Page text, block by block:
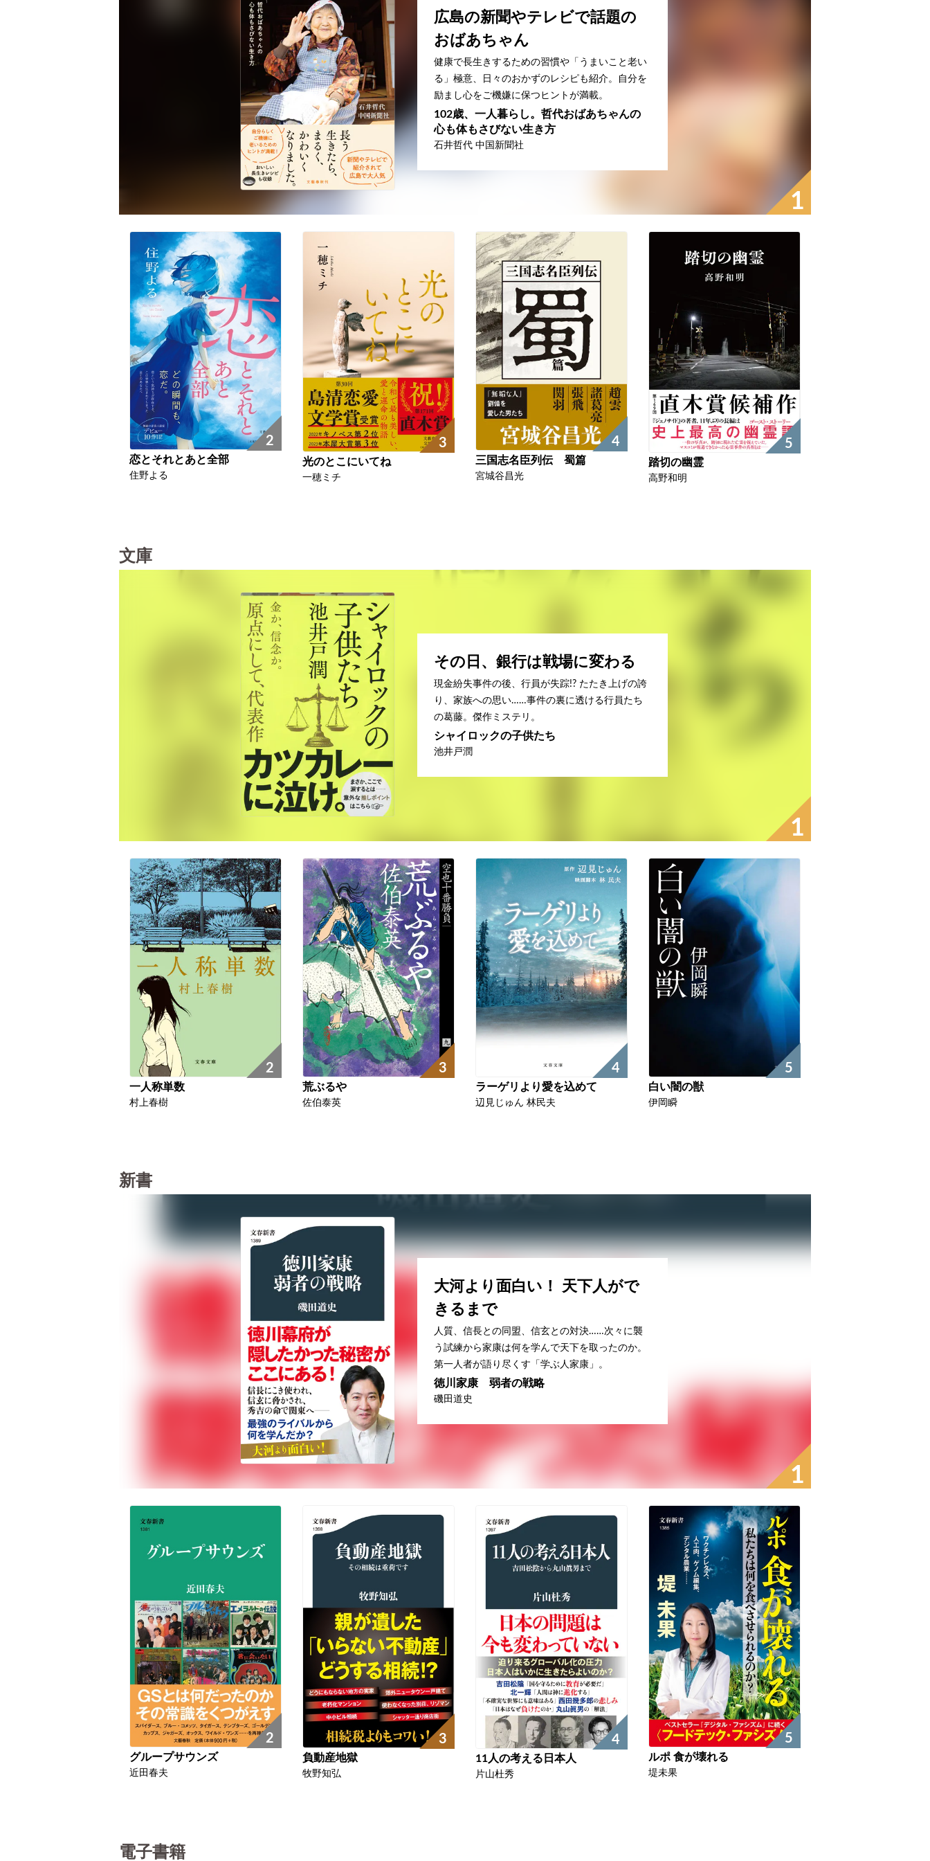
1
広島の新聞やテレビで話題の
おばあちゃん
健康で長生きするための習慣や「うまいこと老い
る」極意、日々のおかずのレシピも紹介。自分を
励まし心をご機嫌に保つヒントが満載。
102歳、一人暮らし。哲代おばあちゃんの
心も体もさびない生き方
石井哲代 中国新聞社
2
恋とそれとあと全部
住野よる
3
光のとこにいてね
一穂ミチ
4
三国志名臣列伝 蜀篇
宮城谷昌光
5
踏切の幽霊
高野和明
文庫
1
その日、銀行は戦場に変わる
現金紛失事件の後、行員が失踪!? たたき上げの誇
り、家族への思い……事件の裏に透ける行員たち
の葛藤。傑作ミステリ。
シャイロックの子供たち
池井戸潤
2
一人称単数
村上春樹
3
荒ぶるや
佐伯泰英
4
ラーゲリより愛を込めて
辺見じゅん 林民夫
5
白い闇の獣
伊岡瞬
新書
1
大河より面白い！ 天下人がで
きるまで
人質、信長との同盟、信玄との対決……次々に襲
う試練から家康は何を学んで天下を取ったのか。
第一人者が語り尽くす「学ぶ人家康」。
徳川家康 弱者の戦略
磯田道史
2
グループサウンズ
近田春夫
3
負動産地獄
牧野知弘
4
11人の考える日本人
片山杜秀
5
ルポ 食が壊れる
堤未果
電子書籍